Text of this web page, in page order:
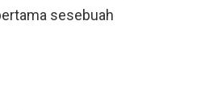
sesebuah